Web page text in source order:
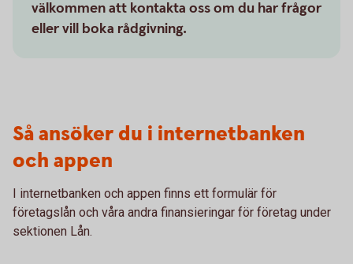
välkommen att kontakta oss om du har frågor
eller vill boka rådgivning.
Så ansöker du i internetbanken
och appen
I internetbanken och appen finns ett formulär för
företagslån och våra andra finansieringar för företag under
sektionen Lån.